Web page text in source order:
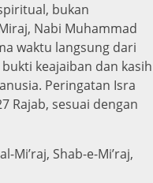
bukan
Nabi Muhammad
waktu langsung dari
keajaiban dan kasih
Peringatan Isra
Rajab, sesuai dengan
Mi’raj, Shab-e-Mi’raj,